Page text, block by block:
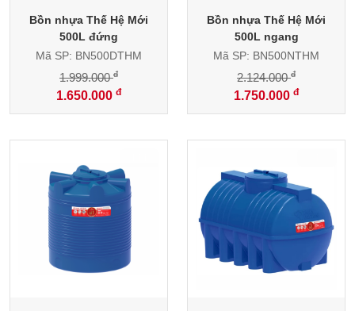
Bồn nhựa Thế Hệ Mới
500L đứng
Mã SP: BN500DTHM
1.650.000 đ
1.999.000đ
Bồn nhựa Thế Hệ Mới
500L ngang
Mã SP: BN500NTHM
1.750.000 đ
2.124.000đ